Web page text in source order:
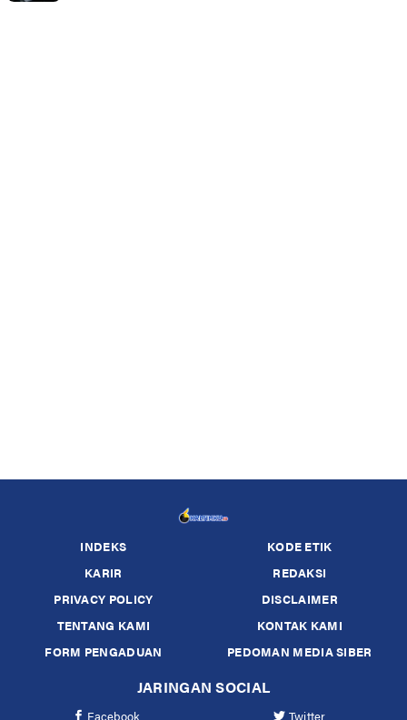
INDEKS
KODE ETIK
KARIR
REDAKSI
PRIVACY POLICY
DISCLAIMER
TENTANG KAMI
KONTAK KAMI
FORM PENGADUAN
PEDOMAN MEDIA SIBER
JARINGAN SOCIAL
Facebook Twitter